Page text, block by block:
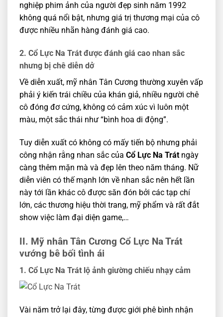
nghiệp phim ảnh của người đẹp sinh năm 1992
không quá nổi bật, nhưng giá trị thương mại của cô
được nhiều nhãn hàng đánh giá cao.
2. Cổ Lực Na Trát được đánh giá cao nhan sắc
nhưng bị chê diễn dở
Về diễn xuất, mỹ nhân Tân Cương thường xuyên vấp
phải ý kiến trái chiều của khán giả, nhiều người chê
cô đóng đơ cứng, không có cảm xúc vì luôn một
màu, một sắc thái như “bình hoa di động”.
Tuy diễn xuất có không có mấy tiến bộ nhưng phải
công nhận rằng nhan sắc của Cổ Lực Na Trát ngày
càng thêm mặn mà và đẹp lên theo năm tháng. Nữ
diễn viên có thế mạnh lớn về nhan sắc nên hết lần
này tới lần khác cô được săn đón bởi các tạp chí
lớn, các thương hiệu thời trang, mỹ phẩm và rất đắt
show việc làm đại diện game,…
II. Mỹ nhân Tân Cương Cổ Lực Na Trát
vướng bê bối tình ái
1. Cổ Lực Na Trát lộ ảnh giường chiếu nhạy cảm
Vài năm trở lại đây, từng được giới phê bình nhận